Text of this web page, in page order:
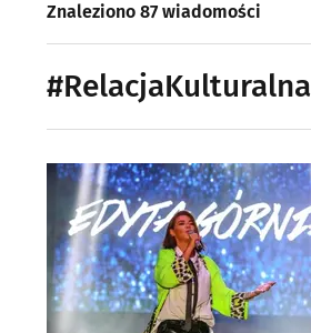
Znaleziono 87 wiadomości
#RelacjaKulturalna